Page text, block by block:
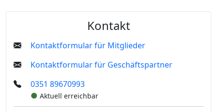
Kontakt
Kontaktformular für Mitglieder
Kontaktformular für Geschäftspartner
0351 89670993
● Aktuell erreichbar